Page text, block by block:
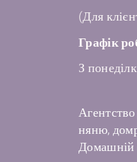
(Для
Графік
З
няню,
Домашній